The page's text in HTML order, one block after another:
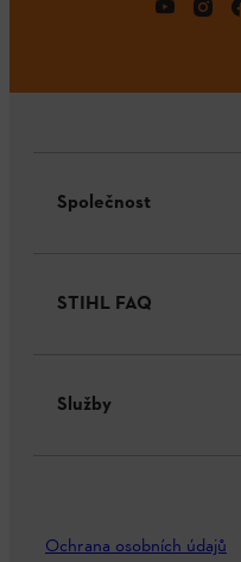
Společnost
STIHL FAQ
Služby
Ochrana osobních údajů